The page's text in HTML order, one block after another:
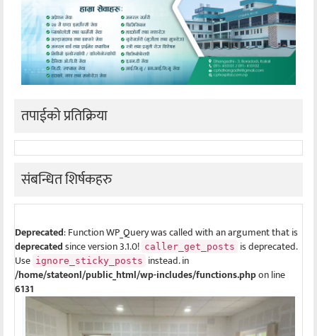
तपाईको प्रतिक्रिया
संबन्धित शिर्षकहरु
Deprecated: Function WP_Query was called with an argument that is
deprecatedsince version 3.1.0! caller_get_posts is deprecated.
Use ignore_sticky_posts instead. in
/home/stateonl/public_html/wp-includes/functions.phpon line
6131